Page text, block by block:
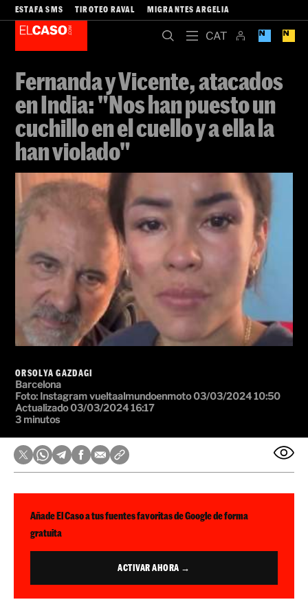
ESTAFA SMS TIROTEO RAVAL MIGRANTES ARGELIA
Fernanda y Vicente, atacados
en India: "Nos han puesto un
cuchillo en el cuello y a ella la
han violado"
ORSOLYA GAZDAGI
Barcelona
Foto: Instagram vueltaalmundoenmoto 03/03/2024 10:50
Actualizado 03/03/2024 16:17
3 minutos
Añade El Caso a tus fuentes favoritas de Google de forma
gratuita
ACTIVAR AHORA →